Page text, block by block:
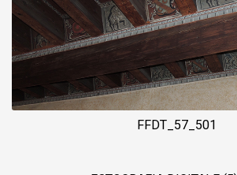
FFDT_57_501